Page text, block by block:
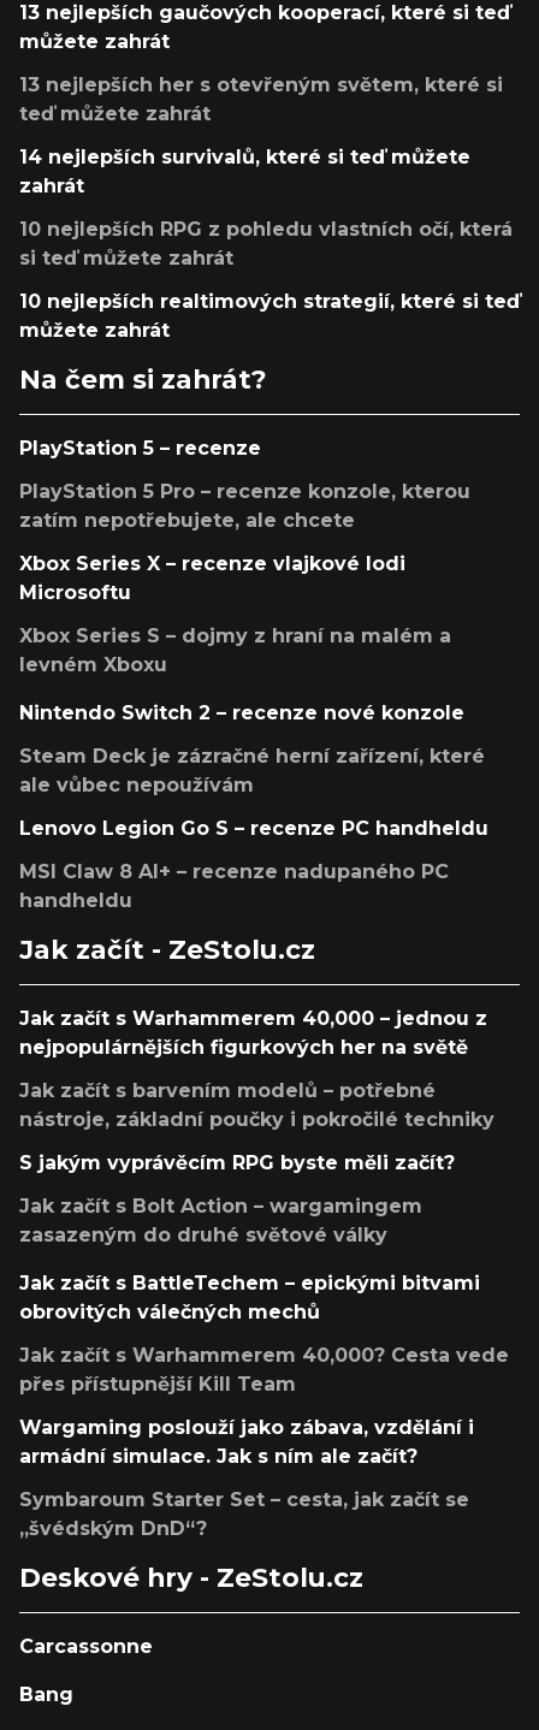
13 nejlepších gaučových kooperací, které si teď
můžete zahrát
13 nejlepších her s otevřeným světem, které si
teď můžete zahrát
14 nejlepších survivalů, které si teď můžete
zahrát
10 nejlepších RPG z pohledu vlastních očí, která
si teď můžete zahrát
10 nejlepších realtimových strategií, které si teď
můžete zahrát
Na čem si zahrát?
PlayStation 5 – recenze
PlayStation 5 Pro – recenze konzole, kterou
zatím nepotřebujete, ale chcete
Xbox Series X – recenze vlajkové lodi
Microsoftu
Xbox Series S – dojmy z hraní na malém a
levném Xboxu
Nintendo Switch 2 – recenze nové konzole
Steam Deck je zázračné herní zařízení, které
ale vůbec nepoužívám
Lenovo Legion Go S – recenze PC handheldu
MSI Claw 8 AI+ – recenze nadupaného PC
handheldu
Jak začít - ZeStolu.cz
Jak začít s Warhammerem 40,000 – jednou z
nejpopulárnějších figurkových her na světě
Jak začít s barvením modelů – potřebné
nástroje, základní poučky i pokročilé techniky
S jakým vyprávěcím RPG byste měli začít?
Jak začít s Bolt Action – wargamingem
zasazeným do druhé světové války
Jak začít s BattleTechem – epickými bitvami
obrovitých válečných mechů
Jak začít s Warhammerem 40,000? Cesta vede
přes přístupnější Kill Team
Wargaming poslouží jako zábava, vzdělání i
armádní simulace. Jak s ním ale začít?
Symbaroum Starter Set – cesta, jak začít se
„švédským DnD“?
Deskové hry - ZeStolu.cz
Carcassonne
Bang